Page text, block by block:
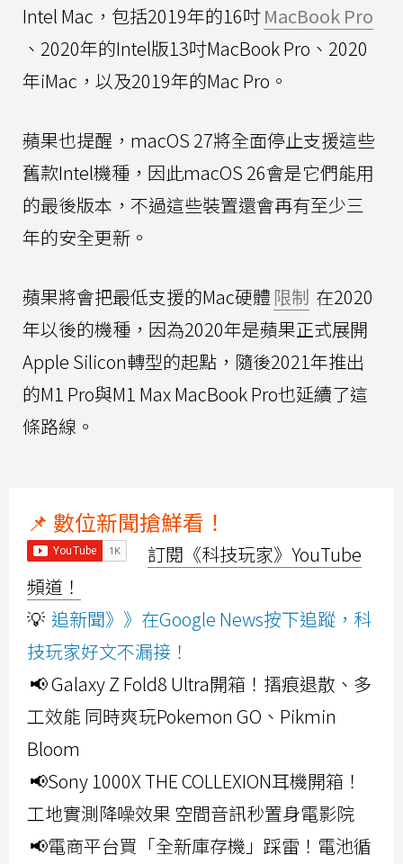
Intel Mac，包括2019年的16吋MacBook Pro
、2020年的Intel版13吋MacBook Pro、2020
年iMac，以及2019年的Mac Pro。
蘋果也提醒，macOS 27將全面停止支援這些
舊款Intel機種，因此macOS 26會是它們能用
的最後版本，不過這些裝置還會再有至少三
年的安全更新。
蘋果將會把最低支援的Mac硬體 限制 在2020
年以後的機種，因為2020年是蘋果正式展開
Apple Silicon轉型的起點，隨後2021年推出
的M1 Pro與M1 Max MacBook Pro也延續了這
條路線。
📌 數位新聞搶鮮看！
訂閱《科技玩家》YouTube
頻道！
💡 追新聞》》在Google News按下追蹤，科
技玩家好文不漏接！
📢 Galaxy Z Fold8 Ultra開箱！摺痕退散、多
工效能 同時爽玩Pokemon GO、Pikmin
Bloom
📢Sony 1000X THE COLLEXION耳機開箱！
工地實測降噪效果 空間音訊秒置身電影院
📢電商平台買「全新庫存機」踩雷！電池循